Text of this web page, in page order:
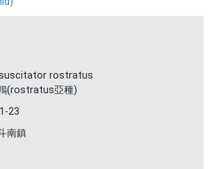
rostratus
(rostratus亞種)
23
南鎮